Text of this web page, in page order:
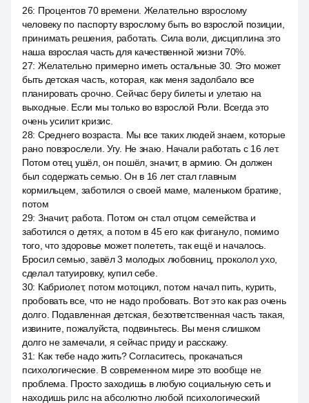
26: Процентов 70 времени. Желательно взрослому
человеку по паспорту взрослому быть во взрослой позиции,
принимать решения, работать. Сила воли, дисциплина это
наша взрослая часть для качественной жизни 70%.
27: Желательно примерно иметь остальные 30. Это может
быть детская часть, которая, как меня задолбало все
планировать срочно. Сейчас беру билеты и улетаю на
выходные. Если мы только во взрослой Роли. Всегда это
очень усилит кризис.
28: Среднего возраста. Мы все таких людей знаем, которые
рано повзрослели. Угу. Не знаю. Начали работать с 16 лет.
Потом отец ушёл, он пошёл, значит, в армию. Он должен
был содержать семью. Он в 16 лет стал главным
кормильцем, заботился о своей маме, маленьком братике,
потом
29: Значит, работа. Потом он стал отцом семейства и
заботился о детях, а потом в 45 его как фигануло, помимо
того, что здоровье может полететь, так ещё и началось.
Бросил семью, завёл 3 молодых любовниц, проколол ухо,
сделал татуировку, купил себе.
30: Кабриолет, потом мотоцикл, потом начал пить, курить,
пробовать все, что не надо пробовать. Вот это как раз очень
долго. Подавленная детская, безответственная часть такая,
извините, пожалуйста, подвиньтесь. Вы меня слишком
долго не замечали, я сейчас приду и расскажу.
31: Как тебе надо жить? Согласитесь, прокачаться
психологические. В современном мире это вообще не
проблема. Просто заходишь в любую социальную сеть и
находишь рилс на абсолютно любой психологический